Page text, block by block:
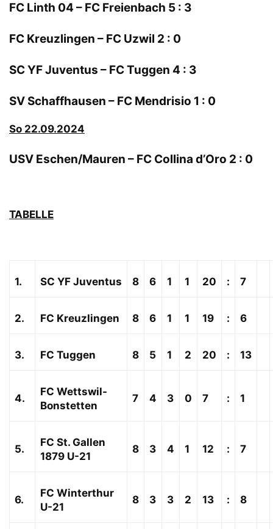
FC Linth 04 – FC Freienbach 5 : 3
FC Kreuzlingen – FC Uzwil 2 : 0
SC YF Juventus – FC Tuggen 4 : 3
SV Schaffhausen – FC Mendrisio 1 : 0
So 22.09.2024
USV Eschen/Mauren – FC Collina d’Oro 2 : 0
TABELLE
1. SC YF Juventus 8 6 1 1 20 : 7
2. FC Kreuzlingen 8 6 1 1 19 : 6
3. FC Tuggen 8 5 1 2 20 : 13
4.
FC Wettswil-
Bonstetten
7 4 3 0 7 : 1
5.
FC St. Gallen
1879 U-21
8 3 4 1 12 : 7
6.
FC Winterthur
U-21
8 3 3 2 13 : 8